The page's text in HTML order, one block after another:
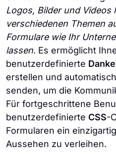
Logos, Bilder und
verschiedenen Themen
Formulare wie Ihr
lassen. Es ermöglicht
benutzerdefinierte
erstellen und
senden, um die
Für fortgeschrittene
benutzerdefinierte CSS-
Formularen ein
Aussehen zu verleihen.